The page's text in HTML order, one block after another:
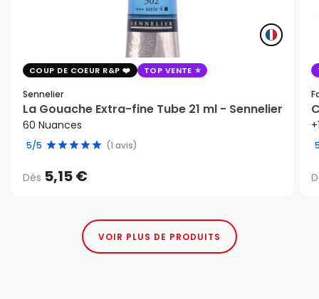
COUP DE COEUR R&P TOP VENTE
Sennelier
La Gouache Extra-fine Tube 21 ml - Sennelier
60 Nuances
5/5 (1 avis)
Dès 5,15 €
VOIR PLUS DE PRODUITS